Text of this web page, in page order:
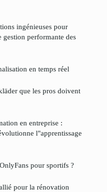
ingénieuses pour
performante des
en temps réel
que les pros doivent
en entreprise :
l"apprentissage
pour sportifs ?
pour la rénovation